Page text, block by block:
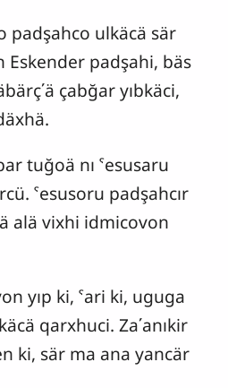
padşahco ulkäcä sär
Eskender padşahi, bäs
çabğar yıbkäci,
tuğoä nı ˁesusaru
ˁesusoru padşahcır
alä vixhi idmicovon
yıp ki, ˁari ki, uguga
qarxhuci. Za΄anıkir
ki, sär ma ana yancär